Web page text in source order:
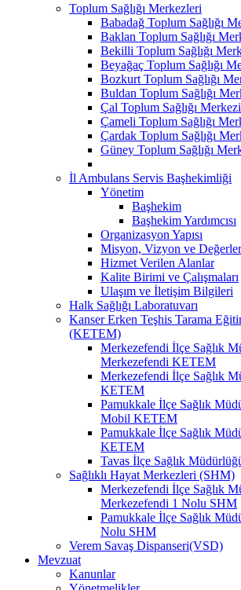
Toplum Sağlığı Merkezleri
Babadağ Toplum Sağlığı
Baklan Toplum Sağlığı
Bekilli Toplum Sağlığı
Beyağaç Toplum Sağlığı
Bozkurt Toplum Sağlığı
Buldan Toplum Sağlığı
Çal Toplum Sağlığı Merkezi
Çameli Toplum Sağlığı
Çardak Toplum Sağlığı
Güney Toplum Sağlığı
İl Ambulans Servis Başhekimliği
Yönetim
Başhekim
Başhekim Yardımcısı
Organizasyon Yapısı
Misyon, Vizyon ve
Hizmet Verilen Alanlar
Kalite Birimi ve Çalışmaları
Ulaşım ve İletişim Bilgileri
Halk Sağlığı Laboratuvarı
Kanser Erken Teşhis Tarama
(KETEM)
Merkezefendi İlçe Sağlık
Merkezefendi KETEM
Merkezefendi İlçe Sağlık
KETEM
Pamukkale İlçe Sağlık
Mobil KETEM
Pamukkale İlçe Sağlık
KETEM
Tavas İlçe Sağlık
Sağlıklı Hayat Merkezleri (SHM)
Merkezefendi İlçe Sağlık
Merkezefendi 1 Nolu SHM
Pamukkale İlçe Sağlık
Nolu SHM
Verem Savaş Dispanseri(VSD)
Mevzuat
Kanunlar